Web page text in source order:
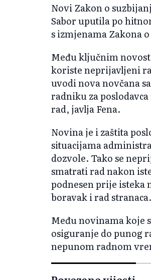
Novi Zakon o
Sabor uputila po
s izmjenama Zakona
Među ključnim
koriste neprijavljeni
uvodi nova novčana
radniku za
rad, javlja Fena.
Novina je i zaštita
situacijama
dozvole. Tako se
smatrati rad nakon
podnesen prije isteka
boravak i rad stranaca.
Među novinama koje
osiguranje do punog
nepunom radnom